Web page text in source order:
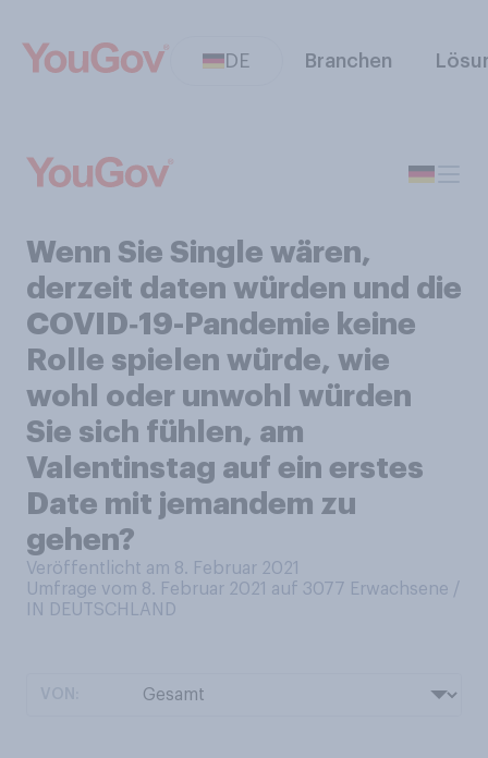
DE Branchen
Wenn Sie Single wären,
derzeit daten würden und die
COVID‑19-Pandemie keine
Rolle spielen würde, wie
wohl oder unwohl würden
Sie sich fühlen, am
Valentinstag auf ein erstes
Date mit jemandem zu
gehen?
Veröffentlicht am 8. Februar 2021
Umfrage vom 8. Februar 2021 auf 3077 Erwachsene /
IN DEUTSCHLAND